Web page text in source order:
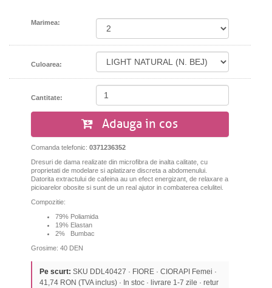
Marimea:
Culoarea:
Cantitate:
Adauga in cos
Comanda telefonic: 0371236352
Dresuri de dama realizate din microfibra de inalta calitate, cu
proprietati de modelare si aplatizare discreta a abdomenului.
Datorita extractului de cafeina au un efect energizant, de relaxare a
picioarelor obosite si sunt de un real ajutor in combaterea celulitei.
Compozitie:
79% Poliamida
19% Elastan
2% Bumbac
Grosime: 40 DEN
Pe scurt: SKU DDL40427 · FIORE · CIORAPI Femei ·
41,74 RON (TVA inclus) · In stoc · livrare 1-7 zile · retur